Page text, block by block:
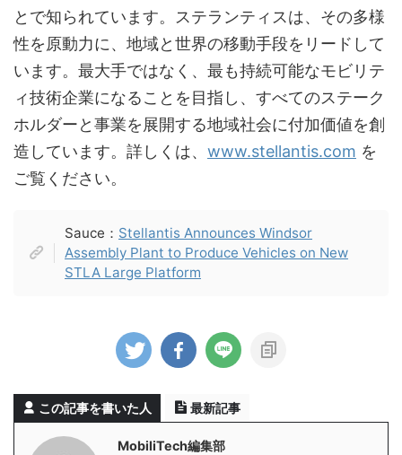
とで知られています。ステランティスは、その多様
性を原動力に、地域と世界の移動手段をリードして
います。最大手ではなく、最も持続可能なモビリテ
ィ技術企業になることを目指し、すべてのステーク
ホルダーと事業を展開する地域社会に付加価値を創
造しています。詳しくは、 www.stellantis.com を
ご覧ください。
Sauce： Stellantis Announces Windsor
Assembly Plant to Produce Vehicles on New
STLA Large Platform
この記事を書いた人 最新記事
MobiliTech編集部